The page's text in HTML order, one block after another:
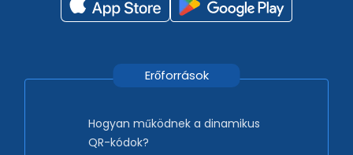
Erőforrások
Hogyan működnek a dinamikus
QR-kódok?